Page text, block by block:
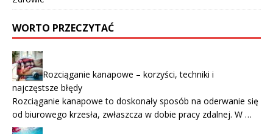
WORTO PRZECZYTAĆ
Rozciąganie kanapowe – korzyści, techniki i
najczęstsze błędy
Rozciąganie kanapowe to doskonały sposób na oderwanie się
od biurowego krzesła, zwłaszcza w dobie pracy zdalnej. W …